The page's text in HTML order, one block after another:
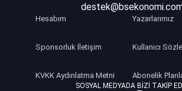
Hesabım Yazarlarımız
Sponsorluk İletişim Kullanıcı
KVKK Aydınlatma Metni Abonelik
SOSYAL MEDYADA BIZI TAKIP